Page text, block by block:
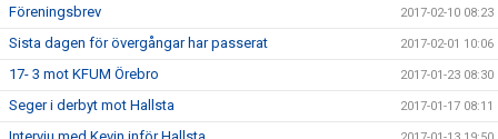
Föreningsbrev 2017-02-10 08:23
Sista dagen för övergångar har passerat 2017-02-01 10:06
17- 3 mot KFUM Örebro 2017-01-23 08:30
Seger i derbyt mot Hallsta 2017-01-17 08:11